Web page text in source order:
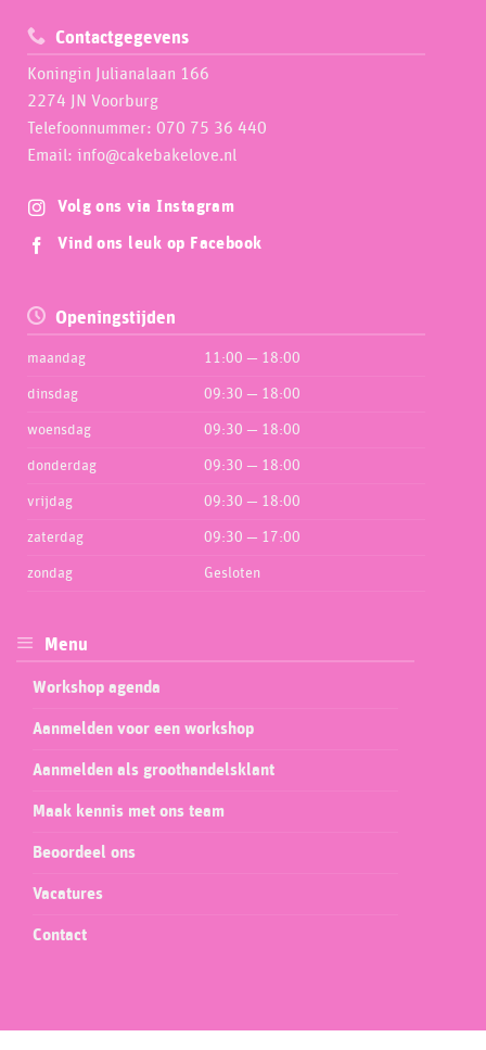
Contactgegevens
Koningin Julianalaan 166
2274 JN Voorburg
Telefoonnummer: 070 75 36 440
Email: info@cakebakelove.nl
Volg ons via Instagram
Vind ons leuk op Facebook
Openingstijden
maandag 11:00 — 18:00
dinsdag 09:30 — 18:00
woensdag 09:30 — 18:00
donderdag 09:30 — 18:00
vrijdag 09:30 — 18:00
zaterdag 09:30 — 17:00
zondag Gesloten
Menu
Workshop agenda
Aanmelden voor een workshop
Aanmelden als groothandelsklant
Maak kennis met ons team
Beoordeel ons
Vacatures
Contact